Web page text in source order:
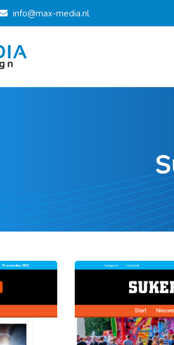
info@max-media.nl